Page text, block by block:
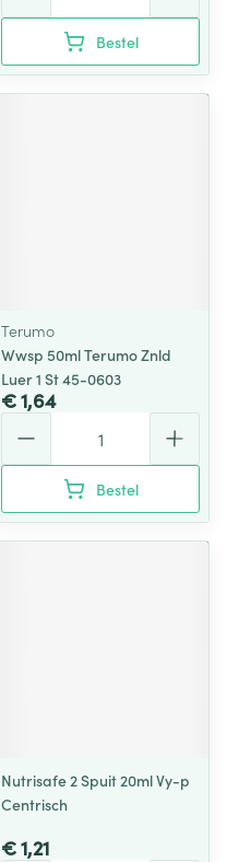
Bestel
Terumo
Wwsp 50ml Terumo Znld
Luer 1 St 45-0603
€ 1,64
Bestel
Nutrisafe 2 Spuit 20ml Vy-p
Centrisch
€ 1,21